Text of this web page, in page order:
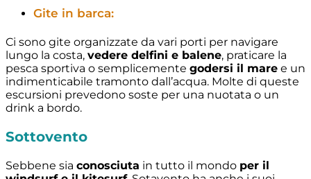
Gite in barca:
Ci sono gite organizzate da vari porti per navigare
lungo la costa, vedere delfini e balene, praticare la
pesca sportiva o semplicemente godersi il mare e un
indimenticabile tramonto dall’acqua. Molte di queste
escursioni prevedono soste per una nuotata o un
drink a bordo.
Sottovento
Sebbene sia conosciuta in tutto il mondo per il